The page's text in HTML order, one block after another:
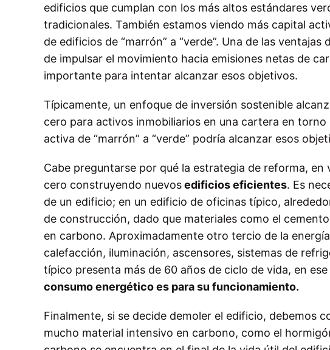
edificios que cumplan con los más altos estándares
tradicionales. También estamos viendo más capital
de edificios de “marrón” a “verde”. Una de las
de impulsar el movimiento hacia emisiones netas de
importante para intentar alcanzar esos objetivos.
Típicamente, un enfoque de inversión sostenible
cero para activos inmobiliarios en una cartera en
activa de “marrón” a “verde” podría alcanzar esos
Cabe preguntarse por qué la estrategia de reforma,
cero construyendo nuevosedificios eficientes. Es
de un edificio; en un edificio de oficinas típico,
de construcción, dado que materiales como el
en carbono. Aproximadamente otro tercio de la
calefacción, iluminación, ascensores, sistemas de
típico presenta más de 60 años de ciclo de vida, en
consumo energético es para su funcionamiento.
Finalmente, si se decide demoler el edificio, debemos
mucho material intensivo en carbono, como el